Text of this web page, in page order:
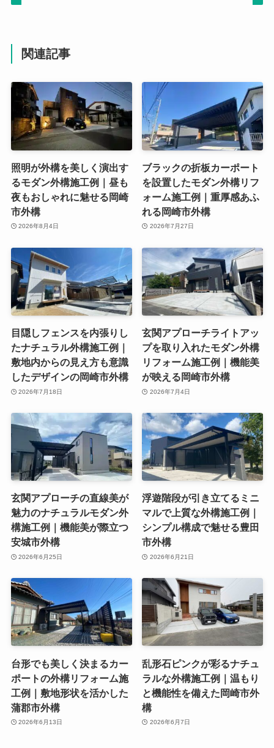
関連記事
照明が外構を美しく演出す
るモダン外構施工例｜昼も
夜もおしゃれに魅せる岡崎
市外構
2026年8月4日
ブラックの折板カーポート
を設置したモダン外構リフ
ォーム施工例｜重厚感あふ
れる岡崎市外構
2026年7月27日
目隠しフェンスを内張りし
たナチュラル外構施工例｜
敷地内からの見え方も意識
したデザインの岡崎市外構
2026年7月18日
玄関アプローチライトアッ
プを取り入れたモダン外構
リフォーム施工例｜機能美
が映える岡崎市外構
2026年7月4日
玄関アプローチの直線美が
魅力のナチュラルモダン外
構施工例｜機能美が際立つ
安城市外構
2026年6月25日
浮遊階段が引き立てるミニ
マルで上質な外構施工例｜
シンプル構成で魅せる豊田
市外構
2026年6月21日
台形でも美しく決まるカー
ポートの外構リフォーム施
工例｜敷地形状を活かした
蒲郡市外構
2026年6月13日
乱形石ピンクが彩るナチュ
ラルな外構施工例｜温もり
と機能性を備えた岡崎市外
構
2026年6月7日